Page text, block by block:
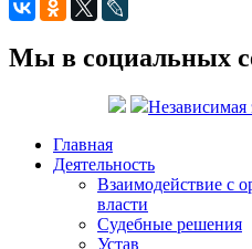
Мы в социальных
Главная
Деятельность
Взаимодействие с
власти
Судебные решения
Устав